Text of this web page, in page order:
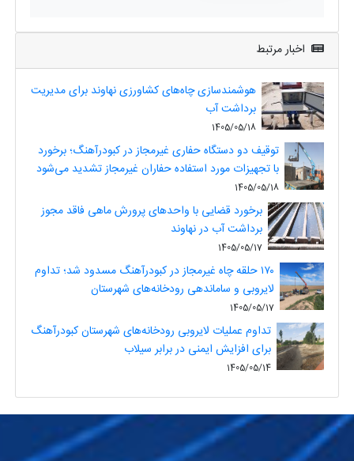
اخبار مرتبط
هوشمندسازی چاه‌های کشاورزی نهاوند برای مدیریت
برداشت آب
1405/05/18
توقیف دو دستگاه حفاری غیرمجاز در کبودرآهنگ؛ برخورد
با تجهیزات مورد استفاده حفاران غیرمجاز تشدید می‌شود
1405/05/18
برخورد قضایی با واحدهای پرورش ماهی فاقد مجوز
برداشت آب در نهاوند
1405/05/17
۱۷۰ حلقه چاه غیرمجاز در کبودرآهنگ مسدود شد؛ تداوم
لایروبی و ساماندهی رودخانه‌های شهرستان
1405/05/17
تداوم عملیات لایروبی رودخانه‌های شهرستان کبودرآهنگ
برای افزایش ایمنی در برابر سیلاب
1405/05/14